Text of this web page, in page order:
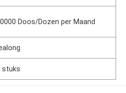
Doos/Dozen per Maand
stuks